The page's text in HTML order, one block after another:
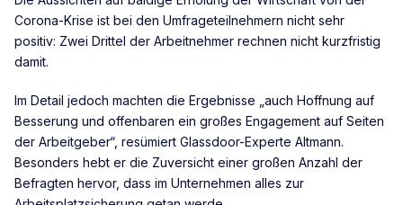
Corona-Krise ist bei den Umfrageteilnehmern nicht sehr
positiv: Zwei Drittel der Arbeitnehmer rechnen nicht kurzfristig
damit.
Im Detail jedoch machten die Ergebnisse „auch Hoffnung auf
Besserung und offenbaren ein großes Engagement auf Seiten
der Arbeitgeber“, resümiert Glassdoor-Experte Altmann.
Besonders hebt er die Zuversicht einer großen Anzahl der
Befragten hervor, dass im Unternehmen alles zur